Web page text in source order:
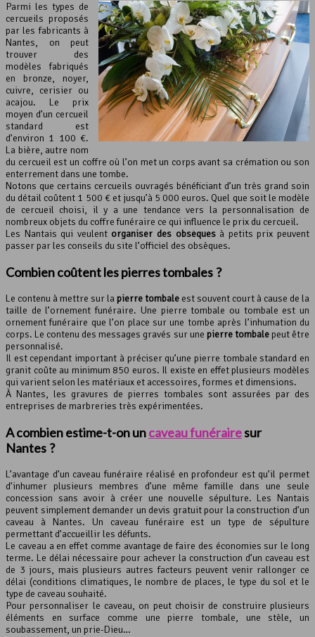
Parmi les types de
cercueils proposés
par les fabricants à
Nantes, on peut
trouver des
modèles fabriqués
en bronze, noyer,
cuivre, cerisier ou
acajou. Le prix
moyen d’un cercueil
standard est
d’environ 1 100 €.
La bière, autre nom
du cercueil est un coffre où l’on met un corps avant sa crémation ou son
enterrement dans une tombe.
Notons que certains cercueils ouvragés bénéficiant d’un très grand soin
du détail coûtent 1 500 € et jusqu’à 5 000 euros. Quel que soit le modèle
de cercueil choisi, il y a une tendance vers la personnalisation de
nombreux objets du coffre funéraire ce qui influence le prix du cercueil.
Les Nantais qui veulent organiser des obsèquesà petits prix peuvent
passer par les conseils du site l’officiel des obsèques.
Combien coûtent les pierres tombales ?
Le contenu à mettre sur la pierre tombale est souvent court à cause de la
taille de l’ornement funéraire. Une pierre tombale ou tombale est un
ornement funéraire que l’on place sur une tombe après l’inhumation du
corps. Le contenu des messages gravés sur une pierre tombalepeut être
personnalisé.
Il est cependant important à préciser qu’une pierre tombale standard en
granit coûte au minimum 850 euros. Il existe en effet plusieurs modèles
qui varient selon les matériaux et accessoires, formes et dimensions.
À Nantes, les gravures de pierres tombales sont assurées par des
entreprises de marbreries très expérimentées.
A combien estime-t-on uncaveau funérairesur
Nantes ?
L’avantage d’un caveau funéraire réalisé en profondeur est qu’il permet
d’inhumer plusieurs membres d’une même famille dans une seule
concession sans avoir à créer une nouvelle sépulture. Les Nantais
peuvent simplement demander un devis gratuit pour la construction d’un
caveau à Nantes. Un caveau funéraire est un type de sépulture
permettant d’accueillir les défunts.
Le caveau a en effet comme avantage de faire des économies sur le long
terme. Le délai nécessaire pour achever la construction d’un caveau est
de 3 jours, mais plusieurs autres facteurs peuvent venir rallonger ce
délai (conditions climatiques, le nombre de places, le type du sol et le
type de caveau souhaité.
Pour personnaliser le caveau, on peut choisir de construire plusieurs
éléments en surface comme une pierre tombale, une stèle, un
soubassement, un prie-Dieu…